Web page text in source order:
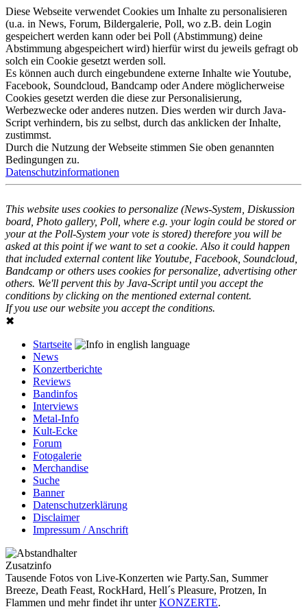
Diese Webseite verwendet Cookies um Inhalte zu personalisieren
(u.a. in News, Forum, Bildergalerie, Poll, wo z.B. dein Login
gespeichert werden kann oder bei Poll (Abstimmung) deine
Abstimmung abgespeichert wird) hierfür wirst du jeweils gefragt ob
solch ein Cookie gesetzt werden soll.
Es können auch durch eingebundene externe Inhalte wie Youtube,
Facebook, Soundcloud, Bandcamp oder Andere möglicherweise
Cookies gesetzt werden die diese zur Personalisierung,
Werbezwecke oder anderes nutzen. Dies werden wir durch Java-
Script verhindern, bis zu selbst, durch das anklicken der Inhalte,
zustimmst.
Durch die Nutzung der Webseite stimmen Sie oben genannten
Bedingungen zu.
Datenschutzinformationen
This website uses cookies to personalize (News-System, Diskussion
board, Photo gallery, Poll, where e.g. your login could be stored or
your at the Poll-System your vote is stored) therefore you will be
asked at this point if we want to set a cookie. Also it could happen
that included external content like Youtube, Facebook, Soundcloud,
Bandcamp or others uses cookies for personalize, advertising other
others. We'll pervent this by Java-Script until you accept the
conditions by clicking on the mentioned external content.
If you use our website you accept the conditions.
✖
Startseite
News
Konzertberichte
Reviews
Bandinfos
Interviews
Metal-Info
Kult-Ecke
Forum
Fotogalerie
Merchandise
Suche
Banner
Datenschutzerklärung
Disclaimer
Impressum / Anschrift
Zusatzinfo
Tausende Fotos von Live-Konzerten wie Party.San, Summer
Breeze, Death Feast, RockHard, Hell´s Pleasure, Protzen, In
Flammen und mehr findet ihr unterKONZERTE.